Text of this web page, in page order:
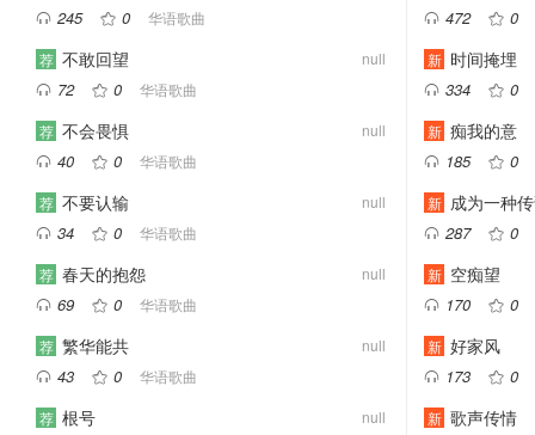
 245  0 华语歌曲
荐 不敢回望
 72  0 华语歌曲
null
荐 不会畏惧
 40  0 华语歌曲
null
荐 不要认输
 34  0 华语歌曲
null
荐 春天的抱怨
 69  0 华语歌曲
null
荐 繁华能共
 43  0 华语歌曲
null
荐 根号 null
 472  0
新 时间掩埋
 334  0
新 痴我的意
 185  0
新 成为一种
 287  0
新 空痴望
 170  0
新 好家风
 173  0
新 歌声传情